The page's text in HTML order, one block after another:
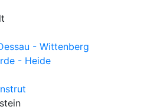
- Wittenberg
- Heide